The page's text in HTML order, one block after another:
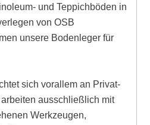
und Teppichböden in
von OSB
unsere Bodenleger für
sich vorallem an Privat-
ausschließlich mit
Werkzeugen,